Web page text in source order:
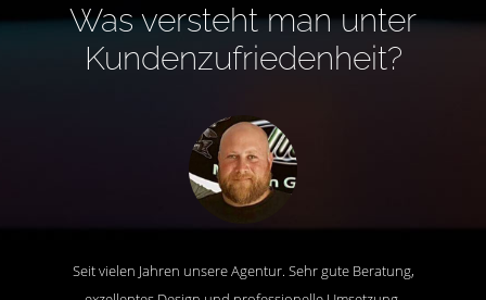
Was versteht man unter
Kundenzufriedenheit?
Seit vielen Jahren unsere Agentur. Sehr gute Beratung,